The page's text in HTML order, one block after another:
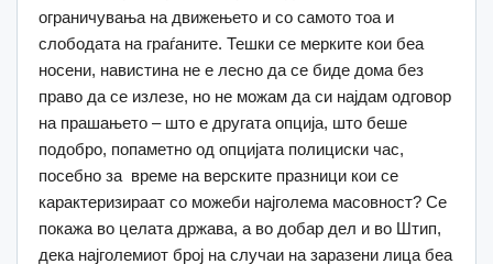
ограничувања на движењето и со самото тоа и
слободата на граѓаните. Тешки се мерките кои беа
носени, навистина не е лесно да се биде дома без
право да се излезе, но не можам да си најдам одговор
на прашањето – што е другата опција, што беше
подобро, попаметно од опцијата полициски час,
посебно за време на верските празници кои се
карактеризираат со можеби најголема масовност? Се
покажа во целата држава, а во добар дел и во Штип,
дека најголемиот број на случаи на заразени лица беа